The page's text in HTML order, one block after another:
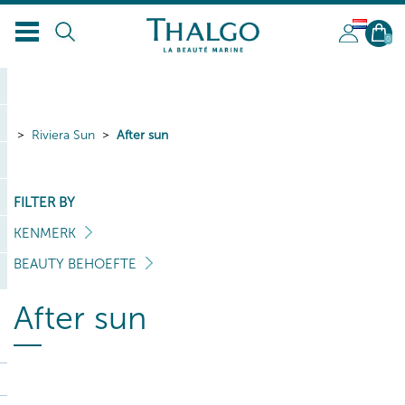
NL
0
Riviera Sun After sun
FILTER BY
KENMERK
BEAUTY BEHOEFTE
After sun